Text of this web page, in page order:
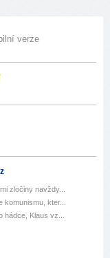
verze
zločiny navždy...
kter...
Klaus vz...